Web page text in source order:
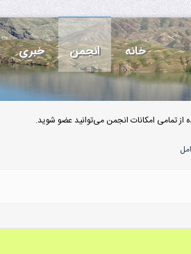
خانه انجمن خبری
تمامی امکانات انجمن می‌توانید عضو شوید.